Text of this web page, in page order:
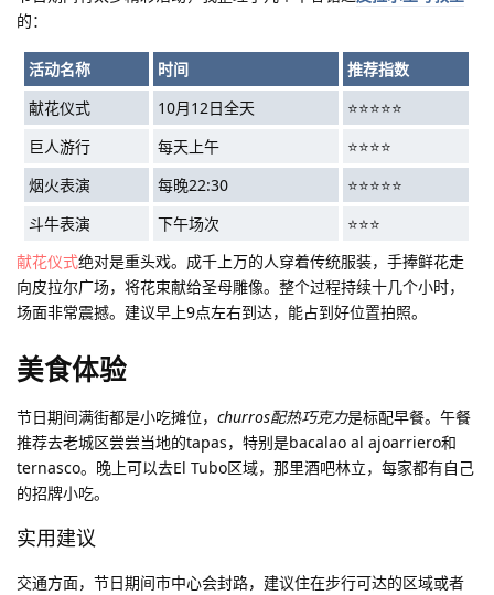
的：
活动名称 时间
推荐指数
献花仪式
10月12日全天
⭐⭐⭐⭐⭐
巨人游行
每天上午
⭐⭐⭐⭐
烟火表演
每晚22:30
⭐⭐⭐⭐⭐
斗牛表演
下午场次
⭐⭐⭐
献花仪式绝对是重头戏。成千上万的人穿着传统服装，手捧鲜花走
向皮拉尔广场，将花束献给圣母雕像。整个过程持续十几个小时，
场面非常震撼。建议早上9点左右到达，能占到好位置拍照。
美食体验
节日期间满街都是小吃摊位， churros配热巧克力是标配早餐。午餐
推荐去老城区尝尝当地的tapas，特别是bacalao al ajoarriero和
ternasco。晚上可以去El Tubo区域，那里酒吧林立，每家都有自己
的招牌小吃。
实用建议
交通方面，节日期间市中心会封路，建议住在步行可达的区域或者